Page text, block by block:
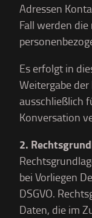
Adressen
Fall werden
Es erfolgt in
Weitergabe
ausschließlich
Konversation
2.
bei Vorliegen
DSGVO.
Daten, die im